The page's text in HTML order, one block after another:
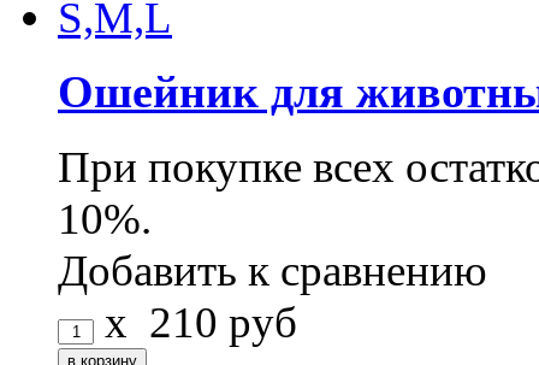
Ошейник для
При покупке всех
10%.
Добавить к сравнению
x 210 руб